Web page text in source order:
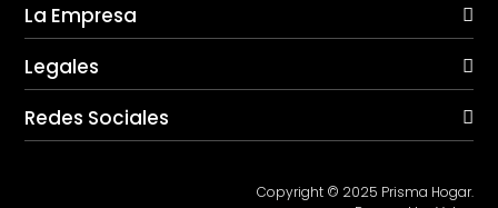
La Empresa
Legales
Redes Sociales
Copyright © 2025 Prisma Hogar.